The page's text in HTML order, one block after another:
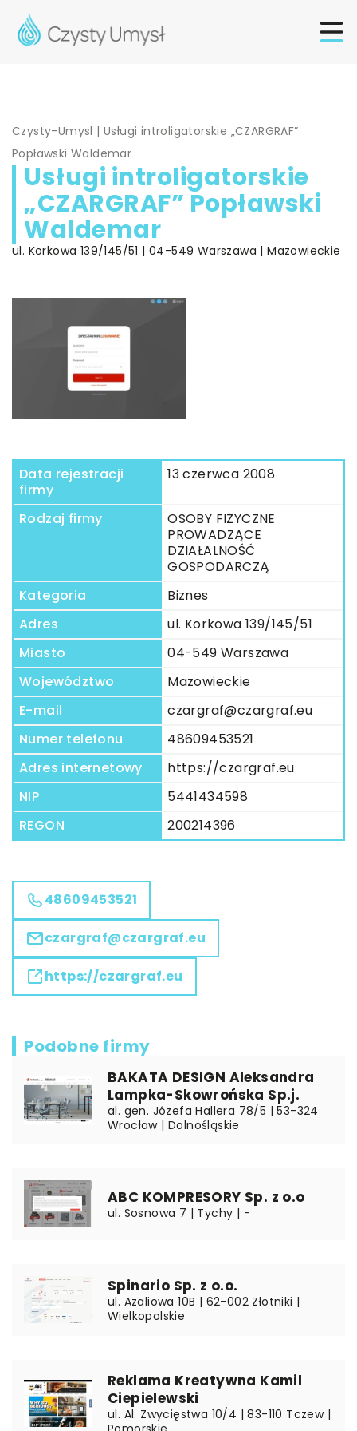
Czysty-Umysl |Usługi introligatorskie „CZARGRAF”
Popławski Waldemar
Usługi introligatorskie
„CZARGRAF” Popławski
Waldemar
ul. Korkowa 139/145/51 | 04-549 Warszawa | Mazowieckie
Data rejestracji
firmy
13 czerwca 2008
Rodzaj firmy
OSOBY FIZYCZNE
PROWADZĄCE
DZIAŁALNOŚĆ
GOSPODARCZĄ
Kategoria
Biznes
Adres
ul. Korkowa 139/145/51
Miasto
04-549 Warszawa
Województwo
Mazowieckie
E-mail
czargraf@czargraf.eu
Numer telefonu
48609453521
Adres internetowy
https://czargraf.eu
NIP
5441434598
REGON
200214396
48609453521
czargraf@czargraf.eu
https://czargraf.eu
Podobne firmy
BAKATA DESIGN Aleksandra
Lampka-Skowrońska Sp.j.
al. gen. Józefa Hallera 78/5 | 53-324
Wrocław | Dolnośląskie
ABC KOMPRESORY Sp. z o.o
ul. Sosnowa 7 | Tychy | -
Spinario Sp. z o.o.
ul. Azaliowa 10B | 62-002 Złotniki |
Wielkopolskie
Reklama Kreatywna Kamil
Ciepielewski
ul. Al. Zwycięstwa 10/4 | 83-110 Tczew |